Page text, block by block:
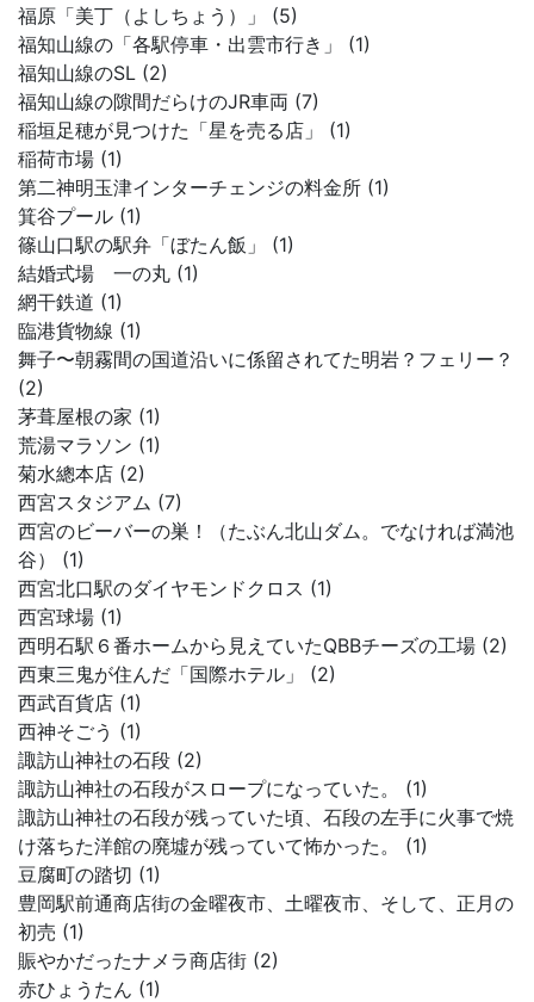
福原「美丁（よしちょう）」 (5)
福知山線の「各駅停車・出雲市行き」 (1)
福知山線のSL (2)
福知山線の隙間だらけのJR車両 (7)
稲垣足穂が見つけた「星を売る店」 (1)
稲荷市場 (1)
第二神明玉津インターチェンジの料金所 (1)
箕谷プール (1)
篠山口駅の駅弁「ぼたん飯」 (1)
結婚式場 一の丸 (1)
網干鉄道 (1)
臨港貨物線 (1)
舞子〜朝霧間の国道沿いに係留されてた明岩？フェリー？
(2)
茅葺屋根の家 (1)
荒湯マラソン (1)
菊水總本店 (2)
西宮スタジアム (7)
西宮のビーバーの巣！（たぶん北山ダム。でなければ満池
谷） (1)
西宮北口駅のダイヤモンドクロス (1)
西宮球場 (1)
西明石駅６番ホームから見えていたQBBチーズの工場 (2)
西東三鬼が住んだ「国際ホテル」 (2)
西武百貨店 (1)
西神そごう (1)
諏訪山神社の石段 (2)
諏訪山神社の石段がスロープになっていた。 (1)
諏訪山神社の石段が残っていた頃、石段の左手に火事で焼
け落ちた洋館の廃墟が残っていて怖かった。 (1)
豆腐町の踏切 (1)
豊岡駅前通商店街の金曜夜市、土曜夜市、そして、正月の
初売 (1)
賑やかだったナメラ商店街 (2)
赤ひょうたん (1)